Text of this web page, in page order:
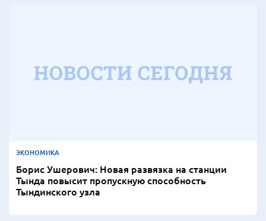
ЭКОНОМИКА
Борис Ушерович: Новая развязка на станции
Тында повысит пропускную способность
Тындинского узла